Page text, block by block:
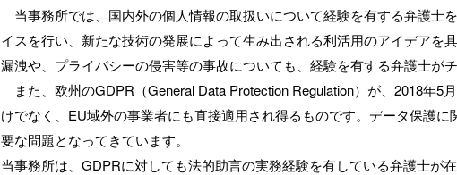
当事務所では、国内外の個人情報の取扱いについて経験を有する弁護士
イスを行い、新たな技術の発展によって生み出される利活用のアイデア
漏洩や、プライバシーの侵害等の事故についても、経験を有する弁護士が
また、欧州のGDPR（General Data Protection Regulation）が、2018年
けでなく、EU域外の事業者にも直接適用され得るものです。データ保護
要な問題となってきています。
当事務所は、GDPRに対しても法的助言の実務経験を有している弁護士が在